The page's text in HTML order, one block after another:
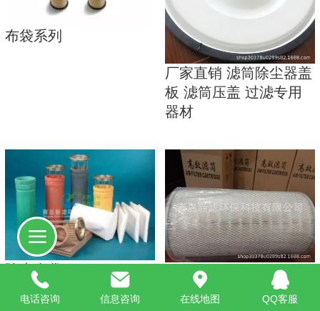
布袋系列
厂家直销 滤筒除尘器盖
板 滤筒压盖 过滤专用
器材
除尘布袋 除尘滤筒
电话咨询 信息咨询 在线地图 QQ客服